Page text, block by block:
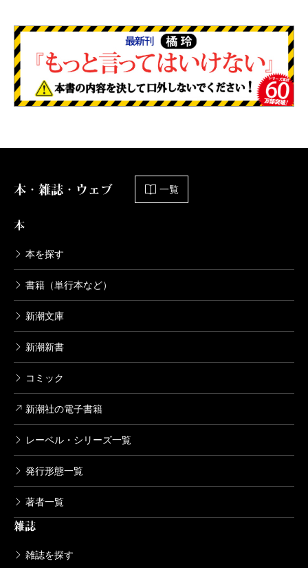
本・雑誌・ウェブ 一覧
本
本を探す
書籍（単行本など）
新潮文庫
新潮新書
コミック
新潮社の電子書籍
レーベル・シリーズ一覧
発行形態一覧
著者一覧
雑誌
雑誌を探す